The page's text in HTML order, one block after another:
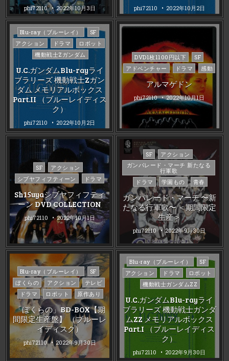
phi72110 2022年10月3日 phi72110 2022年10月2日
Posted
in
Blu-ray（ブルーレイ）
SF
アクション
ドラマ
ロボット
機動戦士Zガンダム
U.C.ガンダムBlu-rayライ
ブラリーズ 機動戦士Zガン
ダム メモリアルボックス
Part.II （ブルーレイディス
ク）
phi72110 2022年10月2日
Posted
in
DVD1枚1100円以下
SF
アドベンチャー
ドラマ 感動
アルマゲドン
phi72110 2022年10月1日
Posted
in
SF
アクション
シブヤフィフティーン
ドラマ
Sh15uyaシブヤフィフティ
ーン DVD COLLECTION
phi72110 2022年10月1日
Posted
in
SF
アクション
ガンパレード・マーチ 新たなる
行軍歌
ドラマ
学園もの 青春
ガンパレード・マーチ 〜新
たなる行軍歌〜 ＜期間限定
生産＞
phi72110 2022年9月30日
Posted
in
Blu-ray（ブルーレイ）
SF
ぼくらの
アクション
テレビ
ドラマ
ロボット 原作あり
「ぼくらの」BD-BOX【期
間限定生産盤】 （ブルーレ
イディスク）
phi72110 2022年9月30日
Posted
in
Blu-ray（ブルーレイ）
SF
アクション
ドラマ
ロボット
機動戦士ガンダムZZ
U.C.ガンダムBlu-rayライ
ブラリーズ 機動戦士ガンダ
ムZZ メモリアルボックス
Part.I （ブルーレイディス
ク）
phi72110 2022年9月30日